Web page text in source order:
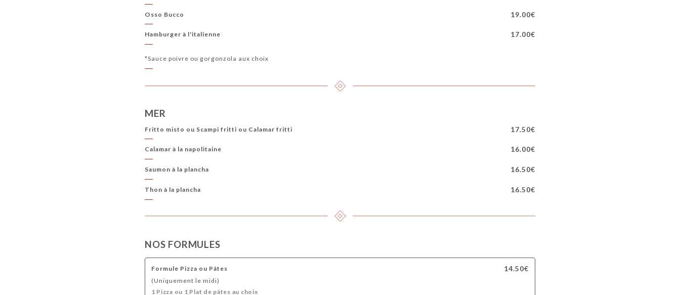
Osso Bucco 19.00€
Hamburger à l'italienne 17.00€
*Sauce poivre ou gorgonzola aux choix
MER
Fritto misto ou Scampi fritti ou Calamar fritti 17.50€
Calamar à la napolitaine 16.00€
Saumon à la plancha 16.50€
Thon à la plancha 16.50€
NOS FORMULES
Formule Pizza ou Pâtes 14.50€
(Uniquement le midi)
1 Pizza ou 1 Plat de pâtes au choix